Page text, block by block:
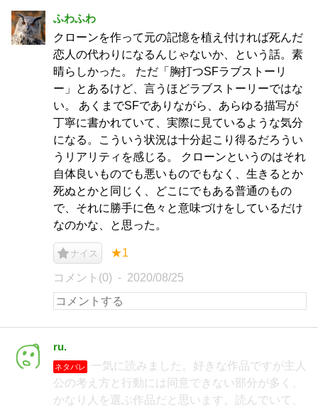
ふわふわ
クローンを作って元の記憶を植え付ければ死んだ
恋人の代わりになるんじゃないか、という話。素
晴らしかった。 ただ「胸打つSFラブストーリ
ー」とあるけど、言うほどラブストーリーではな
い。 あくまでSFでありながら、あらゆる描写が
丁寧に書かれていて、実際に見ているような気分
になる。こういう状況は十分起こり得るだろうい
うリアリティを感じる。 クローンというのはそれ
自体良いものでも悪いものでもなく、生きるとか
死ぬとかと同じく、どこにでもある普通のもの
で、それに勝手に色々と意味づけをしているだけ
なのかな、と思った。
ナイス ★1
コメント(0) 2020/08/25
ru.
ネタバレ
一気に読みました。好きな作品ですが主人
公の考え方と行動には同意できない部分が多く、
かなり人を選ぶ作品だと思います。読んでいて、